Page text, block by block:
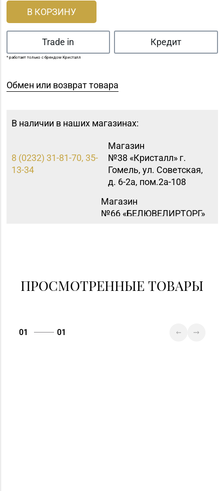
В КОРЗИНУ
Trade in Кредит
* работает только с брендом Кристалл
Обмен или возврат товара
В наличии в наших магазинах:
8 (0232) 31-81-70, 35-
13-34
Магазин
№38 «Кристалл» г.
Гомель, ул. Советская,
д. 6-2а, пом.2а-108
Магазин
№66 «БЕЛЮВЕЛИРТОРГ»
ПРОСМОТРЕННЫЕ ТОВАРЫ
01 01